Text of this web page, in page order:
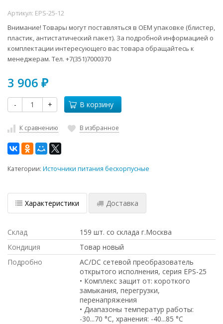
Артикул: EPS-25-12
Внимание! Товары могут поставляться в ОЕМ упаковке (блистер,
пластик, антистатический пакет). За подробной информацией о
комплектации интересующего вас товара обращайтесь к
менеджерам. Тел. +7(351)7000370
3 906 ₽
- + В корзину
К сравнению В избранное
Категории: Источники питания бескорпусные
Характеристики Доставка
Склад
159 шт. со склада г.Москва
Кондиция
Товар новый
Подробно
AC/DC сетевой преобразователь
открытого исполнения, серия EPS-25
• Комплекс защит от: короткого
замыкания, перегрузки,
перенапряжения
• Диапазоны температур работы:
-30...70 °C, хранения: -40...85 °C